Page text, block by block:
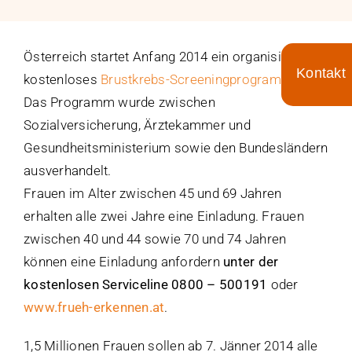
Aktuelles
Termin/Wartezeiten
Österreich startet Anfang 2014 ein organisiertes
kostenloses Brustkrebs-Screeningprogramm
Das Programm wurde zwischen
Sozialversicherung, Ärztekammer und
Gesundheitsministerium sowie den Bundesländern
ausverhandelt.
Frauen im Alter zwischen 45 und 69 Jahren
erhalten alle zwei Jahre eine Einladung. Frauen
zwischen 40 und 44 sowie 70 und 74 Jahren
können eine Einladung anfordern unter der
kostenlosen Serviceline 0800 – 500191 oder
www.frueh-erkennen.at.
1,5 Millionen Frauen sollen ab 7. Jänner 2014 alle
Toggle
Sliding
Area